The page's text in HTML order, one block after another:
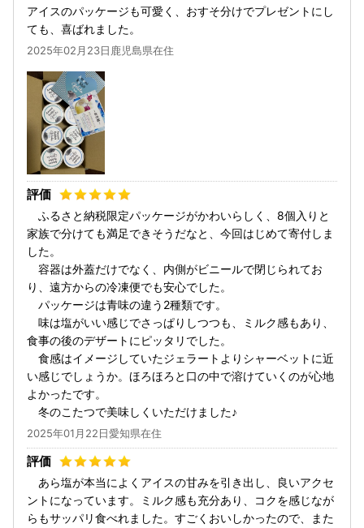
アイスのパッケージも可愛く、おすそ分けでプレゼントにし
ても、喜ばれました。
2025年02月23日鹿児島県在住
ふるさと納税限定パッケージがかわいらしく、8個入りと
家族で分けても満足できそうだなと、今回はじめて寄付しま
した。
容器は外蓋だけでなく、内側がビニールで閉じられてお
り、遠方からの冷凍便でも安心でした。
パッケージは青味の違う2種類です。
味は塩がいい感じでさっぱりしつつも、ミルク感もあり、
食事の後のデザートにピッタリでした。
食感はイメージしていたジェラートよりシャーベットに近
い感じでしょうか。ほろほろと口の中で溶けていくのが心地
よかったです。
冬のこたつで美味しくいただけました♪
2025年01月22日愛知県在住
あら塩が本当によくアイスの甘みを引き出し、良いアクセ
ントになっています。ミルク感も充分あり、コクを感じなが
らもサッパリ食べれました。すごくおいしかったので、また